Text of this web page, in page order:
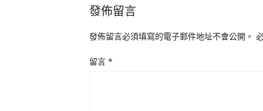
發佈留言
發佈留言必須填寫的電子郵件地址不會公開。
留言 *